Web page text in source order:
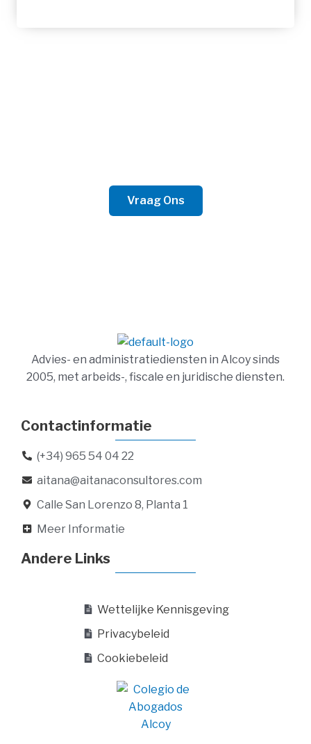
Vraag Ons
Advies- en administratiediensten in Alcoy sinds
2005, met arbeids-, fiscale en juridische diensten.
Contactinformatie
(+34) 965 54 04 22
aitana@aitanaconsultores.com
Calle San Lorenzo 8, Planta 1
Meer Informatie
Andere Links
Wettelijke Kennisgeving
Privacybeleid
Cookiebeleid